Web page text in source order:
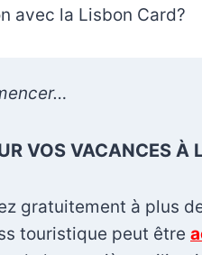
avec la Lisbon Card?
VOS VACANCES À
gratuitement à plus
touristique peut être